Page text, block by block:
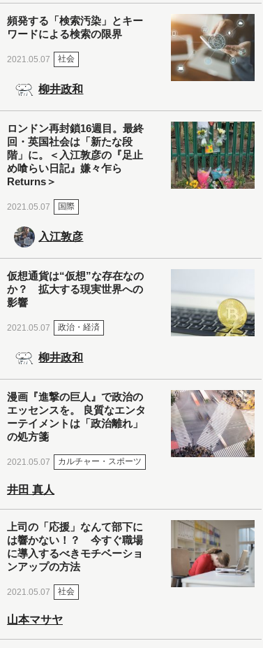
頻発する「検索汚染」とキー
ワードによる検索の限界
2021.05.07 社会
柳井政和
ロンドン再封鎖16週目。最終
回・英国社会は「新たな段
階」に。＜入江敦彦の『足止
め喰らい日記』嫌々乍ら
Returns＞
2021.05.07 国際
入江敦彦
仮想通貨は“仮想”な存在なの
か？ 拡大する現実世界への
影響
2021.05.07 政治・経済
柳井政和
漫画『進撃の巨人』で政治の
エッセンスを。 良質なエンタ
ーテイメントは「政治離れ」
の処方箋
2021.05.07 カルチャー・スポーツ
井田 真人
上司の「応援」なんて部下に
は響かない！？ 今すぐ職場
に導入するべきモチベーショ
ンアップの方法
2021.05.07 社会
山本マサヤ